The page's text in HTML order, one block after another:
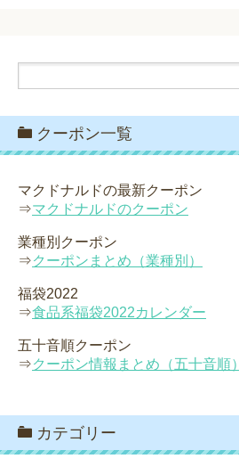
クーポン一覧
マクドナルドの最新クーポン
⇒マクドナルドのクーポン
業種別クーポン
⇒クーポンまとめ（業種別）
福袋2022
⇒食品系福袋2022カレンダー
五十音順クーポン
⇒クーポン情報まとめ（五十音順）
カテゴリー